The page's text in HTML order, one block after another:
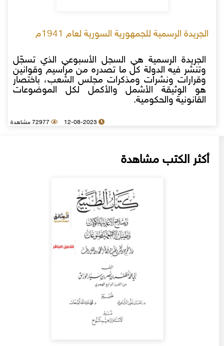
الجريدة الرسمية للجمهورية السورية لعام 1941م
الجريدة الرسمية هي السجل الأسبوعي الذي تسجّل
وتنشر فيه الدولة كل ما تصدره من مراسيم وقوانين
وقرارات ونشرات ومذكرات مجلس الشعب، باختصار
هو الوثيقة الأشمل والأكمل لكل الموضوعات
القانونية والحكومية.
12-08-2023 72977 مشاهدة
أكثر الكتب مشاهدة